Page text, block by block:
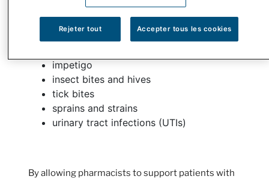
menstrual cramps
hemorrhoids
impetigo
insect bites and hives
tick bites
sprains and strains
urinary tract infections (UTIs)
By allowing pharmacists to support patients with
Rejeter tout Accepter tous les cookies